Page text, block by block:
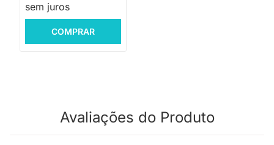
sem juros
COMPRAR
Avaliações do Produto